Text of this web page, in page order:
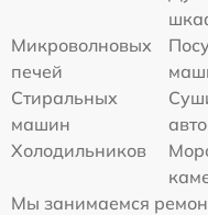
Микроволновых
печей
Стиральных
машин
Холодильников
Мы занимаемся